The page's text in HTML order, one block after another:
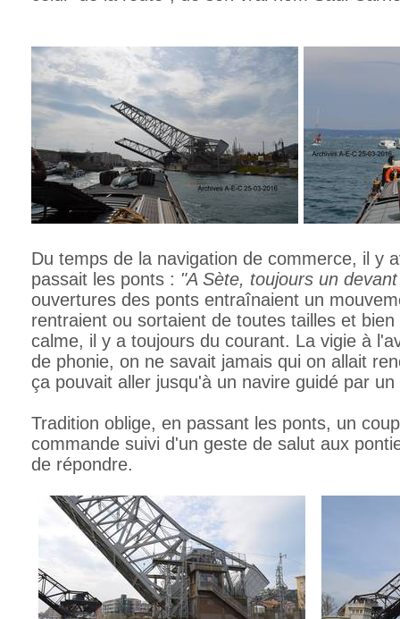
Du temps de la navigation de commerce, il y
passait les ponts : "A Sète, toujours un
ouvertures des ponts entraînaient un
rentraient ou sortaient de toutes tailles et
calme, il y a toujours du courant. La vigie à
de phonie, on ne savait jamais qui on allait
ça pouvait aller jusqu'à un navire guidé par
Tradition oblige, en passant les ponts, un
commande suivi d'un geste de salut aux
de répondre.